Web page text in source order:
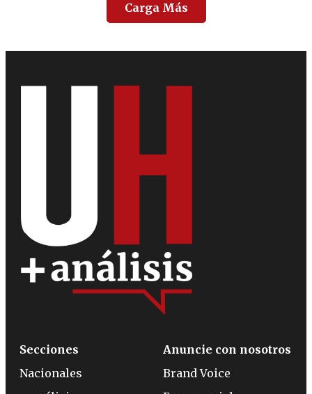
Carga Más
Secciones
Nacionales
Anuncie con nosotros
Brand Voice